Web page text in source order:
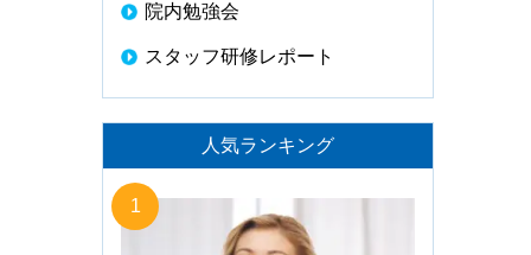
院内勉強会
スタッフ研修レポート
人気ランキング
1